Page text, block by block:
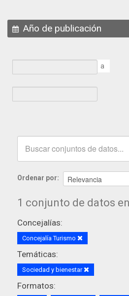
Año de publicación
a
Ordenar por
1 conjunto de datos
Concejalías:
Concejalía Turismo
Temáticas:
Sociedad y bienestar
Formatos: